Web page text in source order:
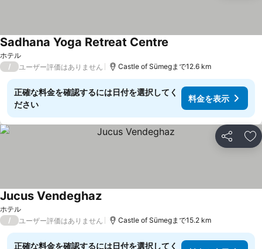
ホテル
Sadhana Yoga Retreat Centre
/ ユーザー評価はありません Castle of Sümegまで12.6 km
正確な料金を確認するには日付を選択してく
ださい
料金を表示
シェア お
ホテル
Jucus Vendeghaz
/ ユーザー評価はありません Castle of Sümegまで15.2 km
正確な料金を確認するには日付を選択してく